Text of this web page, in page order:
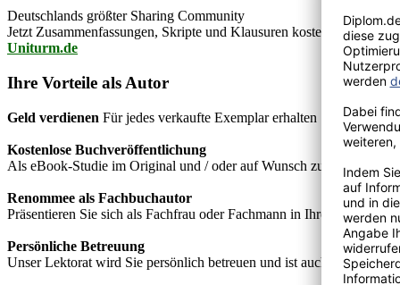
Deutschlands größter Sharing Community
Jetzt Zusammenfassungen, Skripte und Klausuren kostenlos
Uniturm.de
Ihre Vorteile als Autor
Geld verdienen Für jedes verkaufte Exemplar erhalten Sie
Kostenlose Buchveröffentlichung
Als eBook-Studie im Original und / oder auf Wunsch zusätzlich als
Renommee als Fachbuchautor
Präsentieren Sie sich als Fachfrau oder Fachmann in Ihrem
Persönliche Betreuung
Unser Lektorat wird Sie persönlich betreuen und ist auch telefonisch